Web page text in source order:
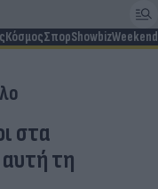
ΚόσμοςΣπορShowbizWeekend
στα
τη